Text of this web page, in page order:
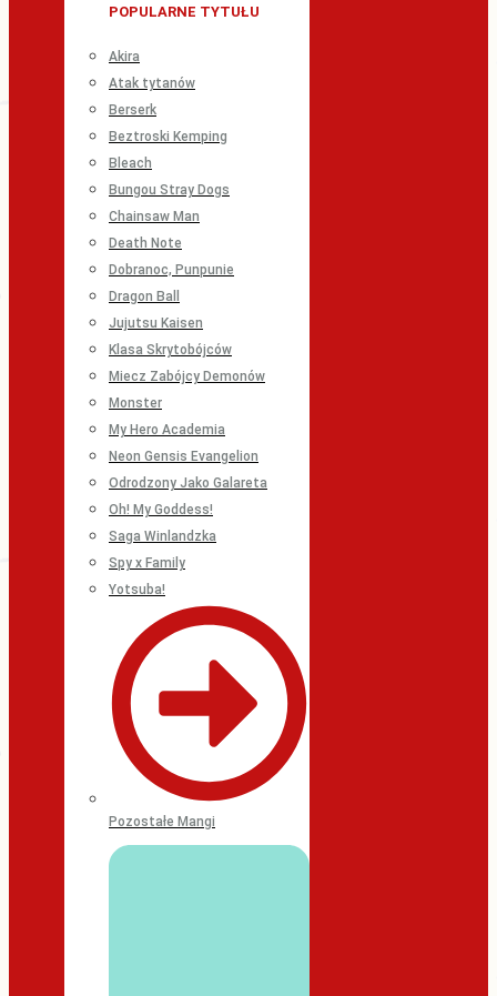
POPULARNE TYTUŁU
Akira
Atak tytanów
Berserk
Beztroski Kemping
Bleach
Bungou Stray Dogs
Chainsaw Man
Death Note
Dobranoc, Punpunie
Dragon Ball
Jujutsu Kaisen
Klasa Skrytobójców
Miecz Zabójcy Demonów
Monster
My Hero Academia
Neon Gensis Evangelion
Odrodzony Jako Galareta
Oh! My Goddess!
Saga Winlandzka
Spy x Family
Yotsuba!
Pozostałe Mangi